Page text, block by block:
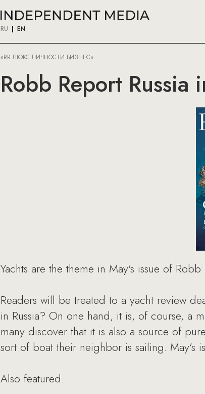
RU EN
«RR ЛЮКС.ЛИЧНОСТИ.БИЗНЕС»
Robb Report Russia
Yachts are the theme in May's issue of Robb
Readers will be treated to a yacht review
in Russia? On one hand, it is, of course, a
many discover that it is also a source of
sort of boat their neighbor is sailing. May's
Also featured: